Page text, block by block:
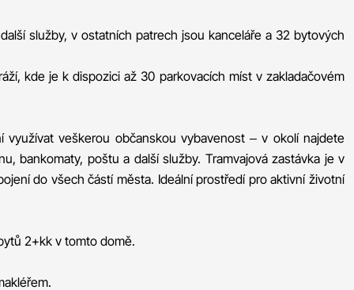
služby, v ostatních patrech jsou kanceláře a 32 bytových
kde je k dispozici až 30 parkovacích míst v zakladačovém
využívat veškerou občanskou vybavenost – v okolí najdete
bankomaty, poštu a další služby. Tramvajová zastávka je v
do všech částí města. Ideální prostředí pro aktivní životní
2+kk v tomto domě.